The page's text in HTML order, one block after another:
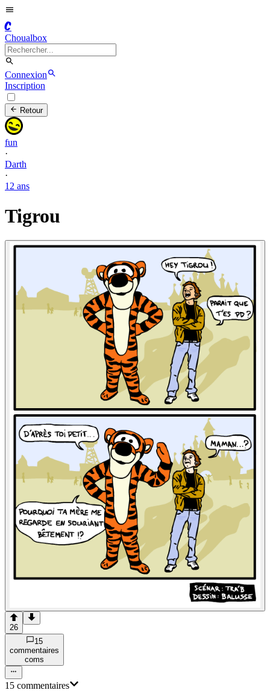
C
Choualbox
Connexion
Inscription
Retour
fun
·
Darth
·
12 ans
Tigrou
26
15
commentaires
coms
15 commentaires